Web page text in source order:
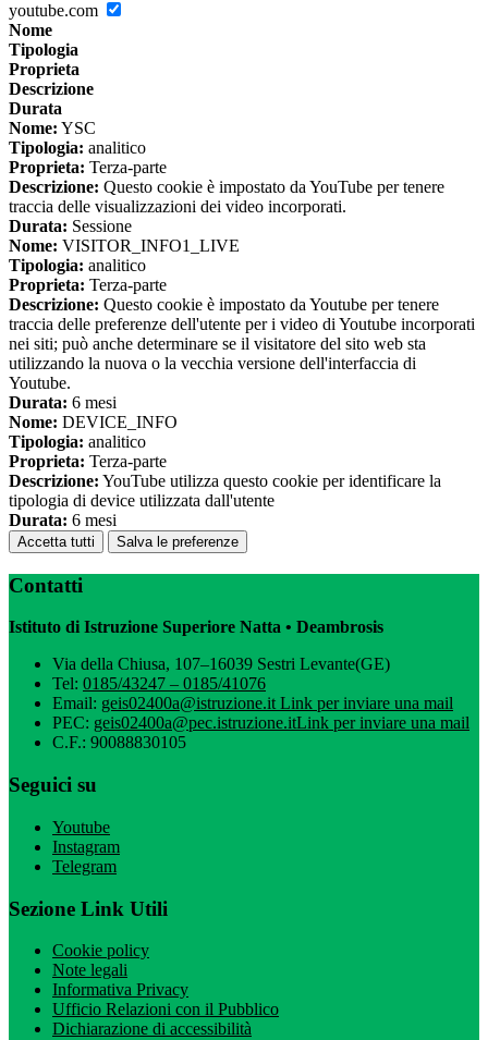
youtube.com
Nome
Tipologia
Proprieta
Descrizione
Durata
Nome: YSC
Tipologia: analitico
Proprieta: Terza-parte
Descrizione: Questo cookie è impostato da YouTube per tenere
traccia delle visualizzazioni dei video incorporati.
Durata: Sessione
Nome: VISITOR_INFO1_LIVE
Tipologia: analitico
Proprieta: Terza-parte
Descrizione: Questo cookie è impostato da Youtube per tenere
traccia delle preferenze dell'utente per i video di Youtube incorporati
nei siti; può anche determinare se il visitatore del sito web sta
utilizzando la nuova o la vecchia versione dell'interfaccia di
Youtube.
Durata: 6 mesi
Nome: DEVICE_INFO
Tipologia: analitico
Proprieta: Terza-parte
Descrizione: YouTube utilizza questo cookie per identificare la
tipologia di device utilizzata dall'utente
Durata: 6 mesi
Accetta tutti Salva le preferenze
Contatti
Istituto di Istruzione Superiore Natta • Deambrosis
Via della Chiusa, 107–16039 Sestri Levante(GE)
Tel: 0185/43247 – 0185/41076
Email: geis02400a@istruzione.itLink per inviare una mail
PEC: geis02400a@pec.istruzione.itLink per inviare una mail
C.F.: 90088830105
Seguici su
Youtube
Instagram
Telegram
Sezione Link Utili
Cookie policy
Note legali
Informativa Privacy
Ufficio Relazioni con il Pubblico
Dichiarazione di accessibilità